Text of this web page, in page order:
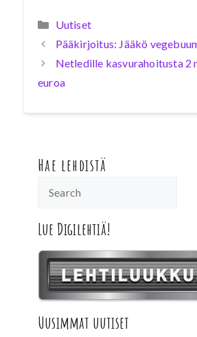
Kategoriat
Uutiset
Pääkirjoitus: Jääkö
Netledille kasvurahoitusta 2
euroa
Hae lehdistä
Lue Digilehtiä!
Uusimmat uutiset